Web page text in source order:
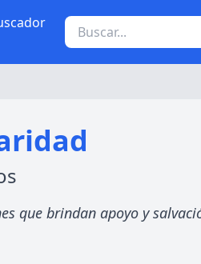
que brindan apoyo y